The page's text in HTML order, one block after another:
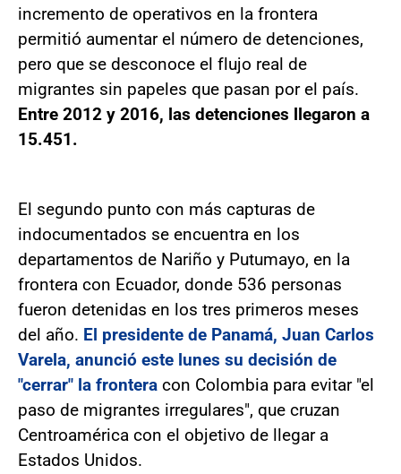
incremento de operativos en la frontera
permitió aumentar el número de detenciones,
pero que se desconoce el flujo real de
migrantes sin papeles que pasan por el país.
Entre 2012 y 2016, las detenciones llegaron a
15.451.
El segundo punto con más capturas de
indocumentados se encuentra en los
departamentos de Nariño y Putumayo, en la
frontera con Ecuador, donde 536 personas
fueron detenidas en los tres primeros meses
del año. El presidente de Panamá, Juan Carlos
Varela, anunció este lunes su decisión de
"cerrar" la frontera con Colombia para evitar "el
paso de migrantes irregulares", que cruzan
Centroamérica con el objetivo de llegar a
Estados Unidos.